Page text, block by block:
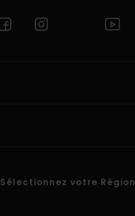
Sélectionnez votre Région